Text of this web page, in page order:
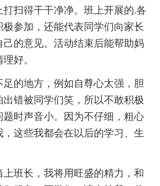
扫得干干净净。班上开展的.各
参加，还能代表同学们向家长
的意见。活动结束后能帮助妈
好。
足的地方，例如自尊心太强，胆
错被同学们笑，所以不敢积极
时声音小。因为不仔细，粗心
这些我都会在以后的学习、生
班长，我将用旺盛的精力，和